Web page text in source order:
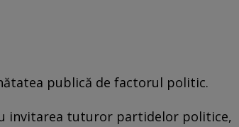
publică de factorul politic.
invitarea tuturor partidelor politice,